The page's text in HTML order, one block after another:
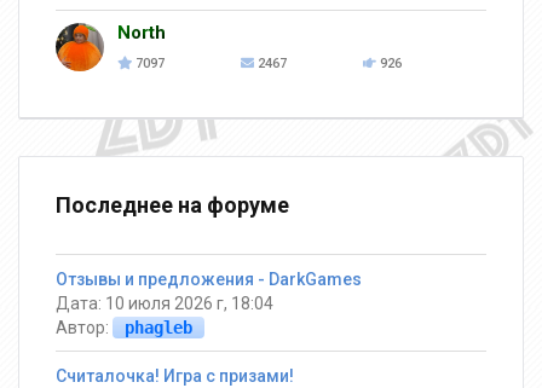
North
7097 2467 926
Последнее на форуме
Отзывы и предложения - DarkGames
Дата: 10 июля 2026 г, 18:04
Автор:
phagleb
Считалочка! Игра с призами!